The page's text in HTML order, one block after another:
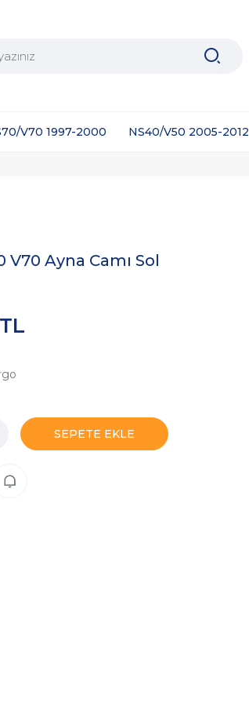
V70 1997-2000 NS40/V50 2005-2012
V70 Ayna Camı Sol
SEPETE EKLE